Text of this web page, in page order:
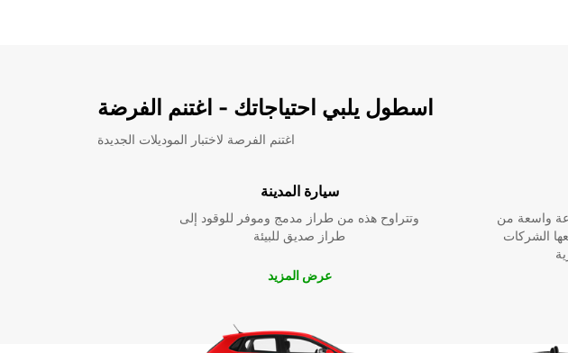
اسطول يلبي احتياجاتك - اغتنم الفرضة
اغتنم الفرصة لاختبار الموديلات الجديدة
سيارة المدينة
وتتراوح هذه من طراز مدمج وموفر للوقود إلى
طراز صديق للبيئة
عرض المزيد
واسعة من
الشركات